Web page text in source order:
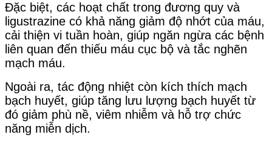
Đặc biệt, các hoạt chất trong đương quy và
ligustrazine có khả năng giảm độ nhớt của máu,
cải thiện vi tuần hoàn, giúp ngăn ngừa các bệnh
liên quan đến thiếu máu cục bộ và tắc nghẽn
mạch máu.
Ngoài ra, tác động nhiệt còn kích thích mạch
bạch huyết, giúp tăng lưu lượng bạch huyết từ
đó giảm phù nề, viêm nhiễm và hỗ trợ chức
năng miễn dịch.